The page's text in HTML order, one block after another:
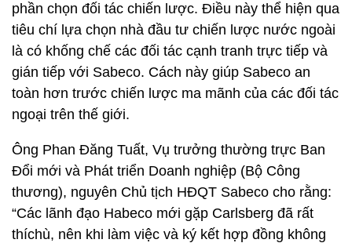
phần chọn đối tác chiến lược. Điều này thể hiện qua
tiêu chí lựa chọn nhà đầu tư chiến lược nước ngoài
là có khống chế các đối tác cạnh tranh trực tiếp và
gián tiếp với Sabeco. Cách này giúp Sabeco an
toàn hơn trước chiến lược ma mãnh của các đối tác
ngoại trên thế giới.
Ông Phan Đăng Tuất, Vụ trưởng thường trực Ban
Đổi mới và Phát triển Doanh nghiệp (Bộ Công
thương), nguyên Chủ tịch HĐQT Sabeco cho rằng:
“Các lãnh đạo Habeco mới gặp Carlsberg đã rất
thíchù, nên khi làm việc và ký kết hợp đồng không